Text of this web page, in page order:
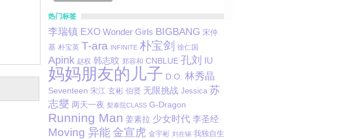
热门标签
李瑞镇 EXO Wonder Girls BIGBANG 宋仲
基 朴宝英 T-ara INFINITE 朴宝剑 徐仁国
Apink 赵权 韩志旼 郑容和 CNBLUE 孔刘 IU
妈妈朋友的儿子 D.O. 林秀晶
Seventeen 宋江 玄彬 伯贤 无限挑战 Jessica 苏
志燮 两天一夜 梨泰院CLASS G-Dragon
Running Man 姜素拉 少女时代 李圣经
Moving 异能 金宣虎 金宇彬 刘在锡 我独自生